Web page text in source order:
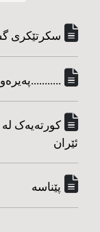
سکرتێکری
کورته‌یه‌ک
ئێران
پێناسه‌